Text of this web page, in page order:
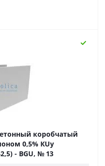
коробчатый
0,5% КUу
- BGU, № 13